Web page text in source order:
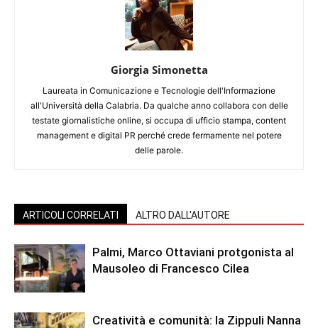
Giorgia Simonetta
Laureata in Comunicazione e Tecnologie dell'Informazione
all'Università della Calabria. Da qualche anno collabora con delle
testate giornalistiche online, si occupa di ufficio stampa, content
management e digital PR perché crede fermamente nel potere
delle parole.
ARTICOLI CORRELATI ALTRO DALL'AUTORE
Palmi, Marco Ottaviani protgonista al
Mausoleo di Francesco Cilea
Creatività e comunità: la Zippuli Nanna